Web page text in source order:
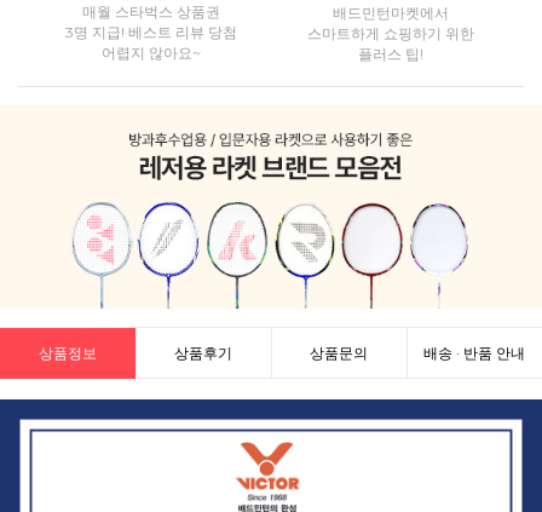
매월 스타벅스 상품권
3명 지급! 베스트 리뷰 당첨
어렵지 않아요~
배드민턴마켓에서
스마트하게 쇼핑하기 위한
플러스 팁!
상품정보 상품후기 상품문의 배송 · 반품 안내